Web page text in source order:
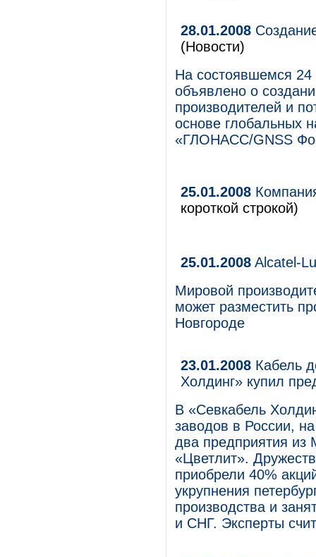
28.01.2008
(Новости)
На состоявшемся
объявлено о
производителей и
основе глобальных
«ГЛОНАСС/GNSS
25.01.2008
короткой строкой)
25.01.2008 Alcatel-
Мировой
может разместить
Новгороде
23.01.2008 Кабель
Холдинг» купил
В «Севкабель
заводов в России,
два предприятия из
«Цветлит».
приобрели 40%
укрупнения
производства и
и СНГ. Эксперты